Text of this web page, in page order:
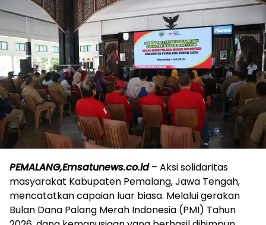
PEMALANG,Emsatunews.co.id– Aksi solidaritas
masyarakat Kabupaten Pemalang, Jawa Tengah,
mencatatkan capaian luar biasa. Melalui gerakan
Bulan Dana Palang Merah Indonesia (PMI) Tahun